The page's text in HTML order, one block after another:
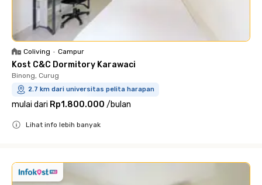
Coliving • Campur
Kost C&C Dormitory Karawaci
Binong, Curug
2.7 km dari universitas pelita harapan
mulai dari Rp1.800.000 /bulan
Lihat info lebih banyak